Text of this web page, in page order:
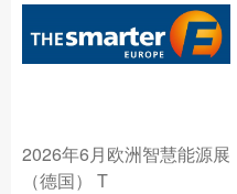
2026年6月欧洲智慧能源展
（德国） T